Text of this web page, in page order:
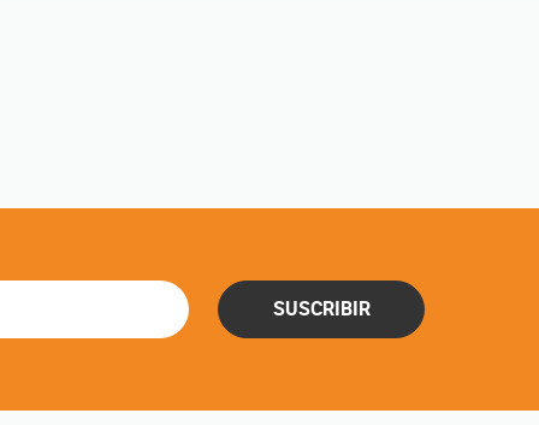
SUSCRIBIR